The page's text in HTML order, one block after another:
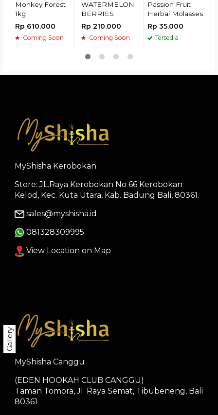
Monkey Forest
1kg
Rp 610.000
Coming Soon
WATERMELON
BERRIES
Rp 210.000
Coming Soon
Passion Fruit
Herbal Molasses
Rp 35.000
Tersedia
Gallery
MyShisha Kerobokan
Store: JL.Raya Kerobokan No 66 Kerobokan
Kelod, Kec. Kuta Utara, Kab. Badung Bali, 80361.
sales@myshisha.id
081328309995
View Location on Map
MyShisha Canggu
(EDEN HOOKAH CLUB CANGGU)
Taman Tomora, Jl. Raya Semat, Tibubeneng, Bali
80361